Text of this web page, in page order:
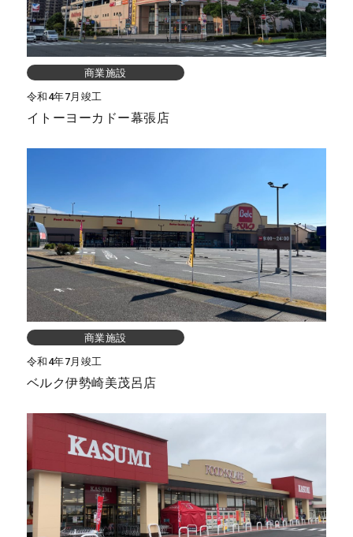
商業施設
令和4年7月竣工
イトーヨーカドー幕張店
商業施設
令和4年7月竣工
ベルク伊勢崎美茂呂店